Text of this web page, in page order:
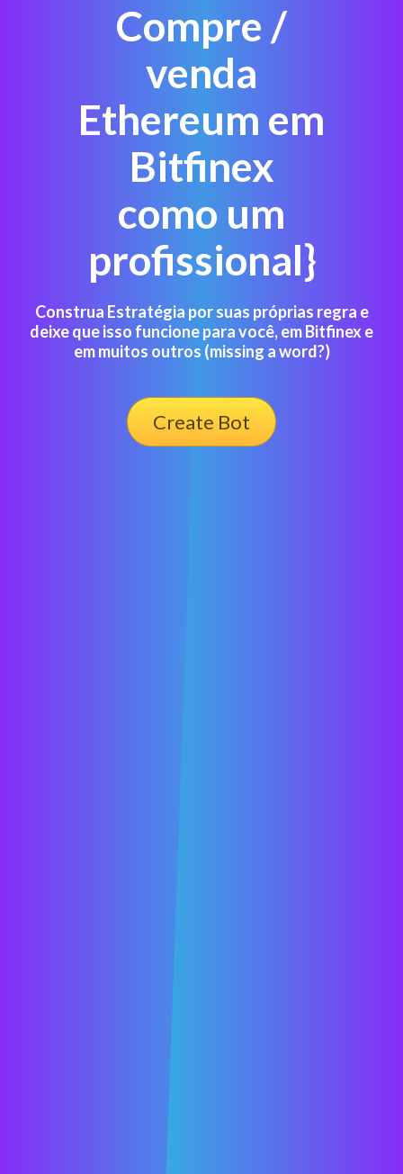
Compre /
venda
Ethereum em
Bitfinex
como um
profissional}
Construa Estratégia por suas próprias regra e
deixe que isso funcione para você, em Bitfinex e
em muitos outros (missing a word?)
Create Bot